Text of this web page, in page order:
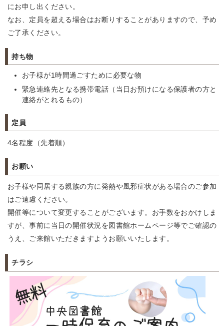
にお申し出ください。
なお、定員を超える場合はお断りすることがありますので、予め
ご了承ください。
持ち物
お子様が1時間過ごすために必要な物
緊急連絡先となる携帯電話（当日お預けになる保護者の方と
連絡がとれるもの）
定員
4名程度（先着順）
お願い
お子様や同居する親族の方に発熱や風邪症状がある場合のご参加
はご遠慮ください。
開催等について変更することがございます。お手数をおかけしま
すが、事前に当日の開催状況を図書館ホームページ等でご確認の
うえ、ご来館いただきますようお願いいたします。
チラシ